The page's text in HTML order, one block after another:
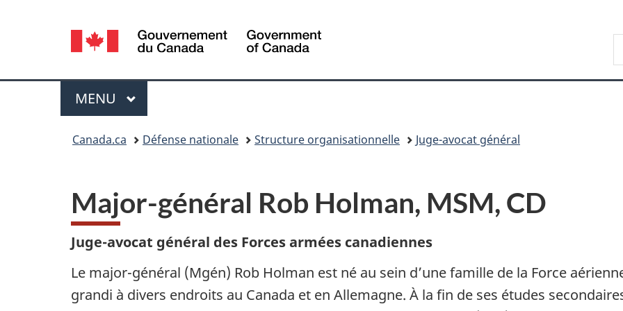
sujet
HTML
Sélection
de
la
langue
Canada
Menu
MENU PRINCIPAL
Canada.ca Défense nationale Structure organisationnelle Juge-avocat général
Major-général Rob Holman, MSM, CD
Juge-avocat général des Forces armées canadiennes
Le major-général (Mgén) Rob Holman est né au sein d’une famille de la Force
grandi à divers endroits au Canada et en Allemagne. À la fin de ses études